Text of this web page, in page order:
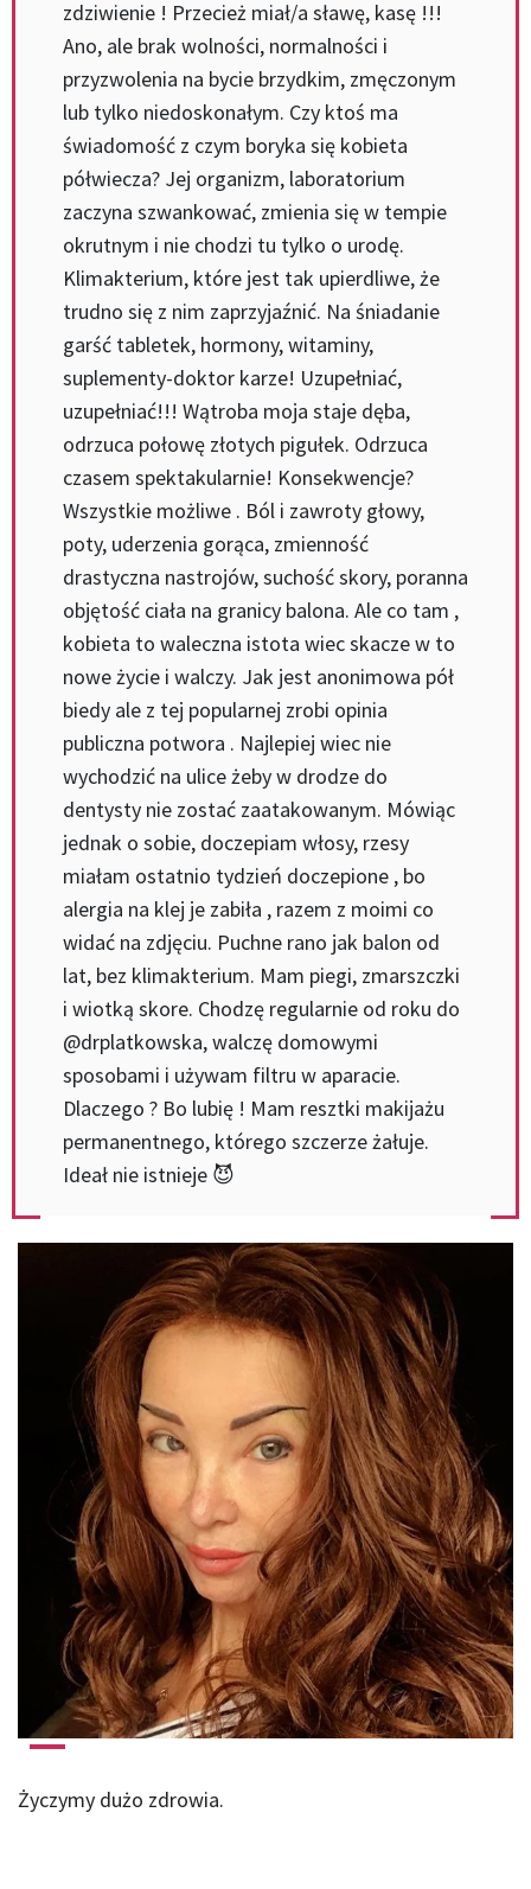
zdziwienie ! Przecież miał/a sławę, kasę !!!
Ano, ale brak wolności, normalności i
przyzwolenia na bycie brzydkim, zmęczonym
lub tylko niedoskonałym. Czy ktoś ma
świadomość z czym boryka się kobieta
półwiecza? Jej organizm, laboratorium
zaczyna szwankować, zmienia się w tempie
okrutnym i nie chodzi tu tylko o urodę.
Klimakterium, które jest tak upierdliwe, że
trudno się z nim zaprzyjaźnić. Na śniadanie
garść tabletek, hormony, witaminy,
suplementy-doktor karze! Uzupełniać,
uzupełniać!!! Wątroba moja staje dęba,
odrzuca połowę złotych pigułek. Odrzuca
czasem spektakularnie! Konsekwencje?
Wszystkie możliwe . Ból i zawroty głowy,
poty, uderzenia gorąca, zmienność
drastyczna nastrojów, suchość skory, poranna
objętość ciała na granicy balona. Ale co tam ,
kobieta to waleczna istota wiec skacze w to
nowe życie i walczy. Jak jest anonimowa pół
biedy ale z tej popularnej zrobi opinia
publiczna potwora . Najlepiej wiec nie
wychodzić na ulice żeby w drodze do
dentysty nie zostać zaatakowanym. Mówiąc
jednak o sobie, doczepiam włosy, rzesy
miałam ostatnio tydzień doczepione , bo
alergia na klej je zabiła , razem z moimi co
widać na zdjęciu. Puchne rano jak balon od
lat, bez klimakterium. Mam piegi, zmarszczki
i wiotką skore. Chodzę regularnie od roku do
@drplatkowska, walczę domowymi
sposobami i używam filtru w aparacie.
Dlaczego ? Bo lubię ! Mam resztki makijażu
permanentnego, którego szczerze żałuje.
Ideał nie istnieje 😈
Życzymy dużo zdrowia.